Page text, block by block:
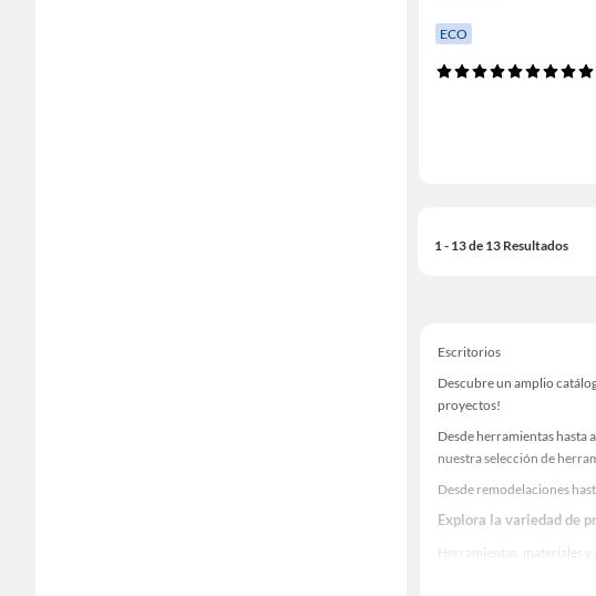
ECO
1 - 13 de 13 Resultados
Escritorios
Descubre un amplio
proyectos!
Desde herramientas hasta
nuestra selección de
Desde remodelaciones
Explora la variedad de
Herramientas, materiales y
Encuentra una amplia